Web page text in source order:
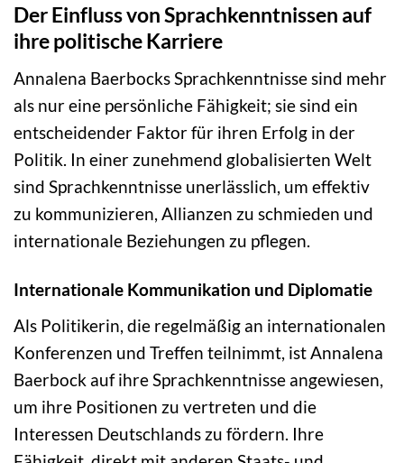
Der Einfluss von Sprachkenntnissen auf
ihre politische Karriere
Annalena Baerbocks Sprachkenntnisse sind mehr
als nur eine persönliche Fähigkeit; sie sind ein
entscheidender Faktor für ihren Erfolg in der
Politik. In einer zunehmend globalisierten Welt
sind Sprachkenntnisse unerlässlich, um effektiv
zu kommunizieren, Allianzen zu schmieden und
internationale Beziehungen zu pflegen.
Internationale Kommunikation und Diplomatie
Als Politikerin, die regelmäßig an internationalen
Konferenzen und Treffen teilnimmt, ist Annalena
Baerbock auf ihre Sprachkenntnisse angewiesen,
um ihre Positionen zu vertreten und die
Interessen Deutschlands zu fördern. Ihre